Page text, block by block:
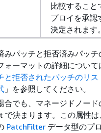
比較すること
プロイを承認
決定されます。
みパッチと拒否済みパッチ
ォーマットの詳細について
と拒否されたパッチのリス
」を参照してください。
合でも、マネージドノード
で決まります。この属性は
PatchFilter データ型のプ